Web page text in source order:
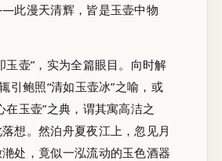
此漫天清辉，皆是玉壶中物
玉壶”，实为全篇眼目。向时解
引鲍照“清如玉壶冰”之喻，或
在玉壶”之典，谓其寓高洁之
想。然泊舟夏夜江上，忽见月
处，竟似一泓流动的玉色酒器